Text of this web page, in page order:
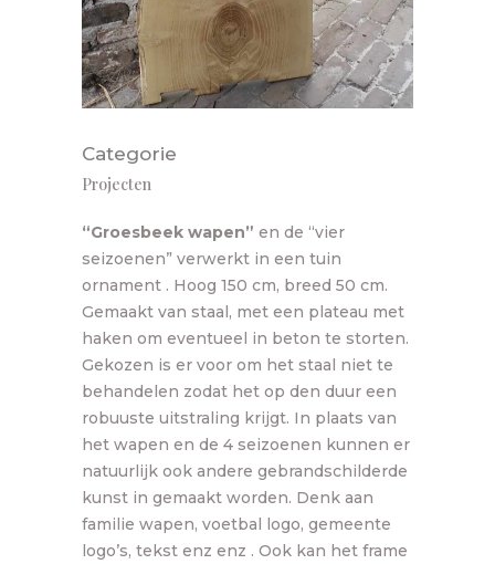
Categorie
Projecten
“Groesbeek wapen” en de “vier
seizoenen” verwerkt in een tuin
ornament . Hoog 150 cm, breed 50 cm.
Gemaakt van staal, met een plateau met
haken om eventueel in beton te storten.
Gekozen is er voor om het staal niet te
behandelen zodat het op den duur een
robuuste uitstraling krijgt. In plaats van
het wapen en de 4 seizoenen kunnen er
natuurlijk ook andere gebrandschilderde
kunst in gemaakt worden. Denk aan
familie wapen, voetbal logo, gemeente
logo’s, tekst enz enz . Ook kan het frame